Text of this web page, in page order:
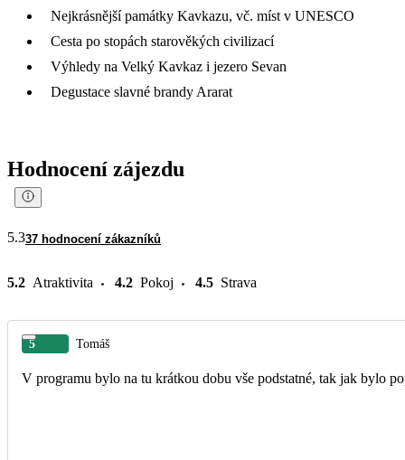
Nejkrásnější památky Kavkazu, vč. míst v UNESCO
Cesta po stopách starověkých civilizací
Výhledy na Velký Kavkaz i jezero Sevan
Degustace slavné brandy Ararat
Hodnocení zájezdu
5.337 hodnocení zákazníků
5.2 Atraktivita 4.2 Pokoj 4.5 Strava
5 Tomáš
V programu bylo na tu krátkou dobu vše podstatné, tak jak bylo